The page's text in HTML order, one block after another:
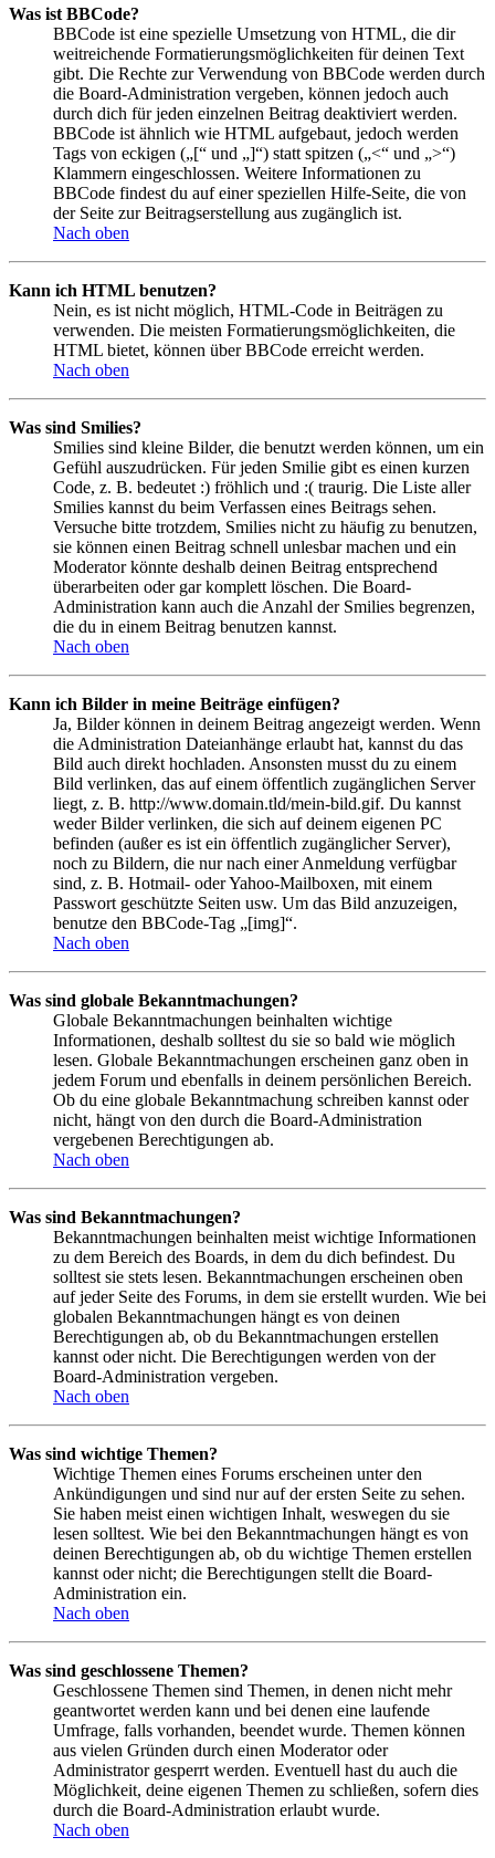
Was ist BBCode?
BBCode ist eine spezielle Umsetzung von HTML, die dir
weitreichende Formatierungsmöglichkeiten für deinen Text
gibt. Die Rechte zur Verwendung von BBCode werden durch
die Board-Administration vergeben, können jedoch auch
durch dich für jeden einzelnen Beitrag deaktiviert werden.
BBCode ist ähnlich wie HTML aufgebaut, jedoch werden
Tags von eckigen („[“ und „]“) statt spitzen („<“ und „>“)
Klammern eingeschlossen. Weitere Informationen zu
BBCode findest du auf einer speziellen Hilfe-Seite, die von
der Seite zur Beitragserstellung aus zugänglich ist.
Nach oben
Kann ich HTML benutzen?
Nein, es ist nicht möglich, HTML-Code in Beiträgen zu
verwenden. Die meisten Formatierungsmöglichkeiten, die
HTML bietet, können über BBCode erreicht werden.
Nach oben
Was sind Smilies?
Smilies sind kleine Bilder, die benutzt werden können, um ein
Gefühl auszudrücken. Für jeden Smilie gibt es einen kurzen
Code, z. B. bedeutet :) fröhlich und :( traurig. Die Liste aller
Smilies kannst du beim Verfassen eines Beitrags sehen.
Versuche bitte trotzdem, Smilies nicht zu häufig zu benutzen,
sie können einen Beitrag schnell unlesbar machen und ein
Moderator könnte deshalb deinen Beitrag entsprechend
überarbeiten oder gar komplett löschen. Die Board-
Administration kann auch die Anzahl der Smilies begrenzen,
die du in einem Beitrag benutzen kannst.
Nach oben
Kann ich Bilder in meine Beiträge einfügen?
Ja, Bilder können in deinem Beitrag angezeigt werden. Wenn
die Administration Dateianhänge erlaubt hat, kannst du das
Bild auch direkt hochladen. Ansonsten musst du zu einem
Bild verlinken, das auf einem öffentlich zugänglichen Server
liegt, z. B. http://www.domain.tld/mein-bild.gif. Du kannst
weder Bilder verlinken, die sich auf deinem eigenen PC
befinden (außer es ist ein öffentlich zugänglicher Server),
noch zu Bildern, die nur nach einer Anmeldung verfügbar
sind, z. B. Hotmail- oder Yahoo-Mailboxen, mit einem
Passwort geschützte Seiten usw. Um das Bild anzuzeigen,
benutze den BBCode-Tag „[img]“.
Nach oben
Was sind globale Bekanntmachungen?
Globale Bekanntmachungen beinhalten wichtige
Informationen, deshalb solltest du sie so bald wie möglich
lesen. Globale Bekanntmachungen erscheinen ganz oben in
jedem Forum und ebenfalls in deinem persönlichen Bereich.
Ob du eine globale Bekanntmachung schreiben kannst oder
nicht, hängt von den durch die Board-Administration
vergebenen Berechtigungen ab.
Nach oben
Was sind Bekanntmachungen?
Bekanntmachungen beinhalten meist wichtige Informationen
zu dem Bereich des Boards, in dem du dich befindest. Du
solltest sie stets lesen. Bekanntmachungen erscheinen oben
auf jeder Seite des Forums, in dem sie erstellt wurden. Wie bei
globalen Bekanntmachungen hängt es von deinen
Berechtigungen ab, ob du Bekanntmachungen erstellen
kannst oder nicht. Die Berechtigungen werden von der
Board-Administration vergeben.
Nach oben
Was sind wichtige Themen?
Wichtige Themen eines Forums erscheinen unter den
Ankündigungen und sind nur auf der ersten Seite zu sehen.
Sie haben meist einen wichtigen Inhalt, weswegen du sie
lesen solltest. Wie bei den Bekanntmachungen hängt es von
deinen Berechtigungen ab, ob du wichtige Themen erstellen
kannst oder nicht; die Berechtigungen stellt die Board-
Administration ein.
Nach oben
Was sind geschlossene Themen?
Geschlossene Themen sind Themen, in denen nicht mehr
geantwortet werden kann und bei denen eine laufende
Umfrage, falls vorhanden, beendet wurde. Themen können
aus vielen Gründen durch einen Moderator oder
Administrator gesperrt werden. Eventuell hast du auch die
Möglichkeit, deine eigenen Themen zu schließen, sofern dies
durch die Board-Administration erlaubt wurde.
Nach oben